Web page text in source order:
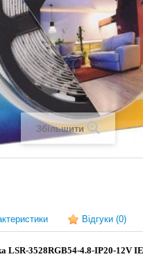
Збільшити
Відгуки (0)
LSR-3528RGB54-4.8-IP20-12V